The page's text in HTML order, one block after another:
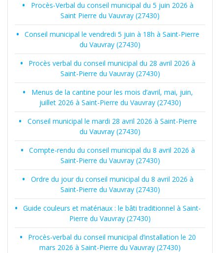
Procès-Verbal du conseil municipal du 5 juin 2026 à
Saint Pierre du Vauvray (27430)
Conseil municipal le vendredi 5 juin à 18h à Saint-Pierre
du Vauvray (27430)
Procès verbal du conseil municipal du 28 avril 2026 à
Saint-Pierre du Vauvray (27430)
Menus de la cantine pour les mois d’avril, mai, juin,
juillet 2026 à Saint-Pierre du Vauvray (27430)
Conseil municipal le mardi 28 avril 2026 à Saint-Pierre
du Vauvray (27430)
Compte-rendu du conseil municipal du 8 avril 2026 à
Saint-Pierre du Vauvray (27430)
Ordre du jour du conseil municipal du 8 avril 2026 à
Saint-Pierre du Vauvray (27430)
Guide couleurs et matériaux : le bâti traditionnel à Saint-
Pierre du Vauvray (27430)
Procès-verbal du conseil municipal d’installation le 20
mars 2026 à Saint-Pierre du Vauvray (27430)